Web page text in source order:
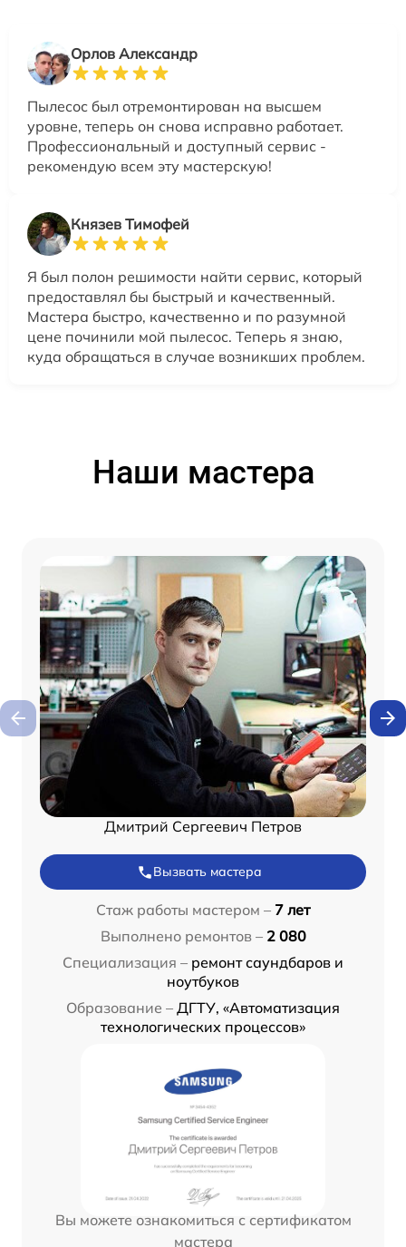
Орлов Александр
Пылесос был отремонтирован на высшем
уровне, теперь он снова исправно работает.
Профессиональный и доступный сервис -
рекомендую всем эту мастерскую!
Князев Тимофей
Я был полон решимости найти сервис, который
предоставлял бы быстрый и качественный.
Мастера быстро, качественно и по разумной
цене починили мой пылесос. Теперь я знаю,
куда обращаться в случае возникших проблем.
Наши мастера
Дмитрий Сергеевич Петров
Вызвать мастера
Стаж работы мастером – 7 лет
Выполнено ремонтов – 2 080
Специализация – ремонт саундбаров и
ноутбуков
Образование – ДГТУ, «Автоматизация
технологических процессов»
Вы можете ознакомиться с сертификатом
мастера